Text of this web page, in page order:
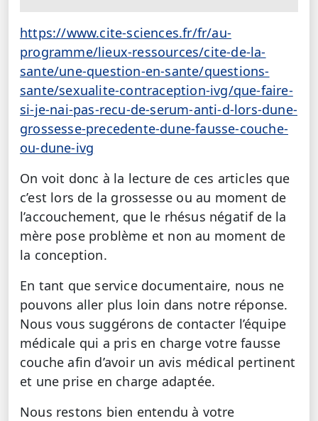
https://www.cite-sciences.fr/fr/au-
programme/lieux-ressources/cite-de-la-
sante/une-question-en-sante/questions-
sante/sexualite-contraception-ivg/que-faire-
si-je-nai-pas-recu-de-serum-anti-d-lors-dune-
grossesse-precedente-dune-fausse-couche-
ou-dune-ivg
On voit donc à la lecture de ces articles que
c’est lors de la grossesse ou au moment de
l’accouchement, que le rhésus négatif de la
mère pose problème et non au moment de
la conception.
En tant que service documentaire, nous ne
pouvons aller plus loin dans notre réponse.
Nous vous suggérons de contacter l’équipe
médicale qui a pris en charge votre fausse
couche afin d’avoir un avis médical pertinent
et une prise en charge adaptée.
Nous restons bien entendu à votre